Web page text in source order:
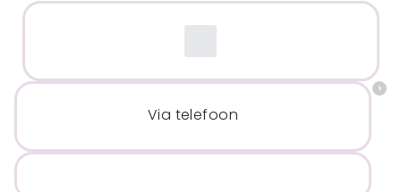
Via telefoon